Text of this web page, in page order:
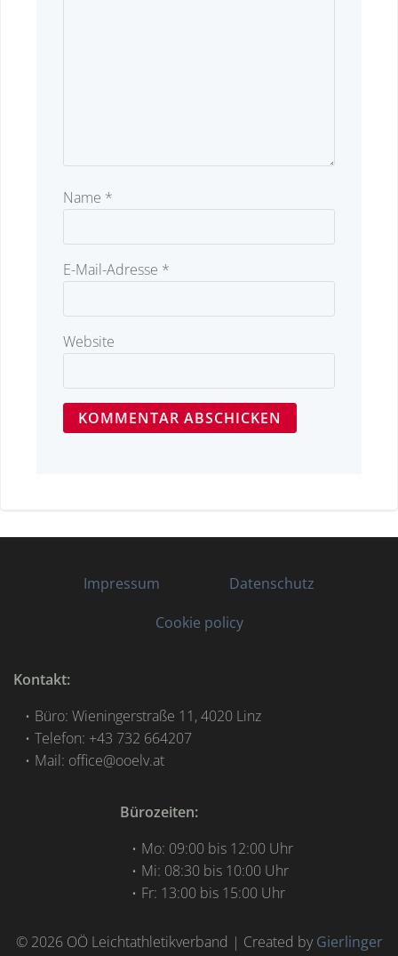
Name *
E-Mail-Adresse *
Website
Impressum
Datenschutz
Cookie policy
Kontakt:
Büro: Wieningerstraße 11, 4020 Linz
Telefon: +43 732 664207
Mail: office@ooelv.at
Bürozeiten:
Mo: 09:00 bis 12:00 Uhr
Mi: 08:30 bis 10:00 Uhr
Fr: 13:00 bis 15:00 Uhr
© 2026 OÖ Leichtathletikverband | Created by Gierlinger